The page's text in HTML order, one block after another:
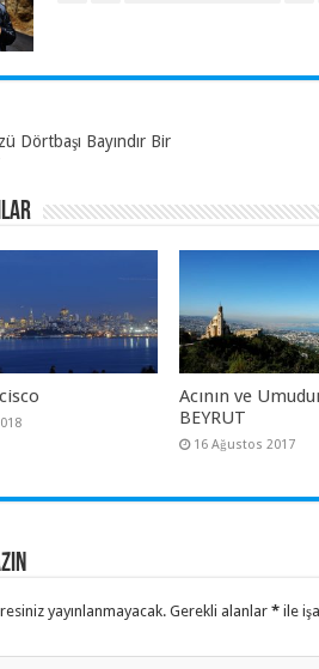
Dörtbaşı Bayındır Bir
Acının ve
BEYRUT
16 Ağustos 2017
yayınlanmayacak. Gerekli alanlar *ile